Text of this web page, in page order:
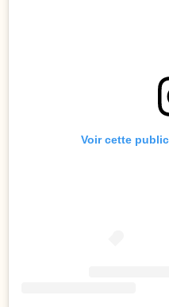
Voir cette